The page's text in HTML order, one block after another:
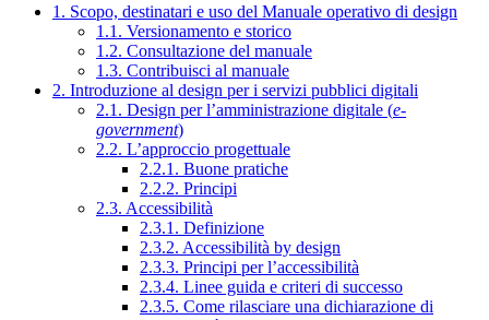
1. Scopo, destinatari e uso del Manuale operativo di design
1.1. Versionamento e storico
1.2. Consultazione del manuale
1.3. Contribuisci al manuale
2. Introduzione al design per i servizi pubblici digitali
2.1. Design per l’amministrazione digitale (e-
government)
2.2. L’approccio progettuale
2.2.1. Buone pratiche
2.2.2. Principi
2.3. Accessibilità
2.3.1. Definizione
2.3.2. Accessibilità by design
2.3.3. Principi per l’accessibilità
2.3.4. Linee guida e criteri di successo
2.3.5. Come rilasciare una dichiarazione di